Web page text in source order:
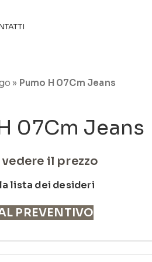
» Pumo H 07Cm Jeans
07Cm Jeans
il prezzo
lista dei desideri
PREVENTIVO